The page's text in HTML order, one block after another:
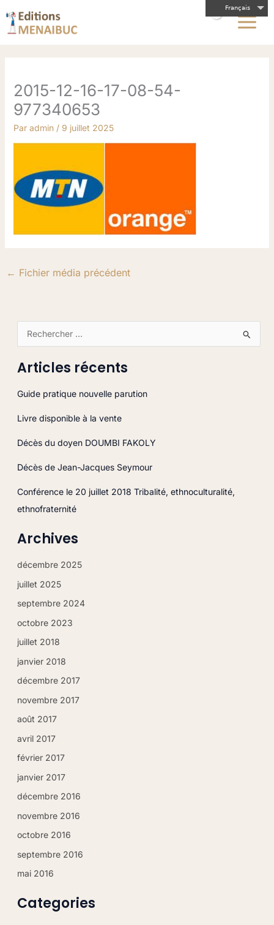
Français
au
contenu
2015-12-16-17-08-54-
977340653
Par admin / 9 juillet 2025
← Fichier média précédent
c
r
c
e
r
Articles récents
Guide pratique nouvelle parution
Livre disponible à la vente
Décès du doyen DOUMBI FAKOLY
Décès de Jean-Jacques Seymour
Conférence le 20 juillet 2018 Tribalité, ethnoculturalité,
ethnofraternité
Archives
décembre 2025
juillet 2025
septembre 2024
octobre 2023
juillet 2018
janvier 2018
décembre 2017
novembre 2017
août 2017
avril 2017
février 2017
janvier 2017
décembre 2016
novembre 2016
octobre 2016
septembre 2016
mai 2016
Categories